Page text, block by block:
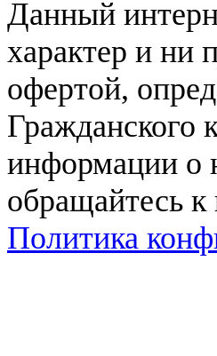
Данный
характер и ни
офертой,
Гражданского
информации о
обращайтесь
Политика